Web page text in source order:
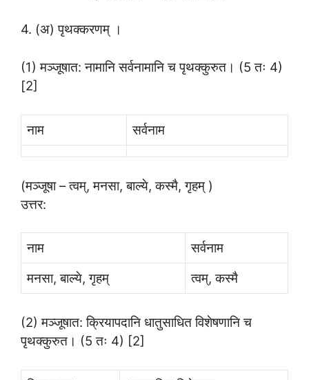
4. (अ) पृथक्करणम् ।
(1) मञ्जूषात: नामानि सर्वनामानि च पृथक्कुरुत। (5 तः 4)
[2]
नाम सर्वनाम
(मञ्जूषा – त्वम्, मनसा, बाल्ये, कस्मै, गृहम् )
उत्तर:
नाम
सर्वनाम
मनसा, बाल्ये, गृहम्
त्वम्, कस्मै
(2) मञ्जूषात: क्रियापदानि धातुसाधित विशेषणानि च
पृथक्कुरुत। (5 तः 4) [2]